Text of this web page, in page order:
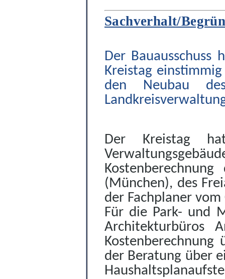
Sachverhalt/
Der
Kreistag
den Neubau
Der Kreistag
(München), des
der Fachplaner
Für die Park- und
Architekturbüros
der Beratung über